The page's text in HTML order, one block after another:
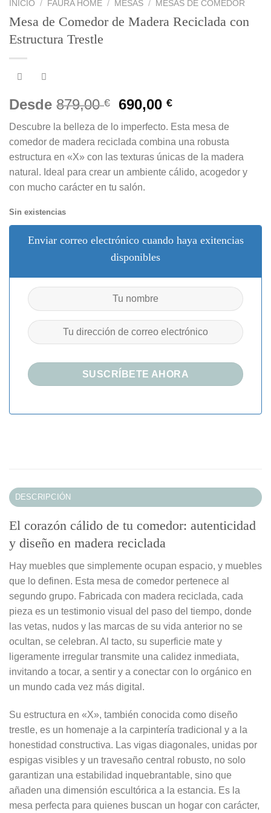
INICIO / FAURA HOME / MESAS / MESAS DE COMEDOR
Mesa de Comedor de Madera Reciclada con
Estructura Trestle
Desde 879,00€
El
original
era:
879,00 €.
690,00€El
actual
es:
690,00 €.
Descubre la belleza de lo imperfecto. Esta mesa de
comedor de madera reciclada combina una robusta
estructura en «X» con las texturas únicas de la madera
natural. Ideal para crear un ambiente cálido, acogedor y
con mucho carácter en tu salón.
Sin existencias
Enviar correo electrónico cuando haya exitencias
disponibles
DESCRIPCIÓN
El corazón cálido de tu comedor: autenticidad
y diseño en madera reciclada
Hay muebles que simplemente ocupan espacio, y muebles
que lo definen. Esta mesa de comedor pertenece al
segundo grupo. Fabricada con madera reciclada, cada
pieza es un testimonio visual del paso del tiempo, donde
las vetas, nudos y las marcas de su vida anterior no se
ocultan, se celebran. Al tacto, su superficie mate y
ligeramente irregular transmite una calidez inmediata,
invitando a tocar, a sentir y a conectar con lo orgánico en
un mundo cada vez más digital.
Su estructura en «X», también conocida como diseño
trestle, es un homenaje a la carpintería tradicional y a la
honestidad constructiva. Las vigas diagonales, unidas por
espigas visibles y un travesaño central robusto, no solo
garantizan una estabilidad inquebrantable, sino que
añaden una dimensión escultórica a la estancia. Es la
mesa perfecta para quienes buscan un hogar con carácter,